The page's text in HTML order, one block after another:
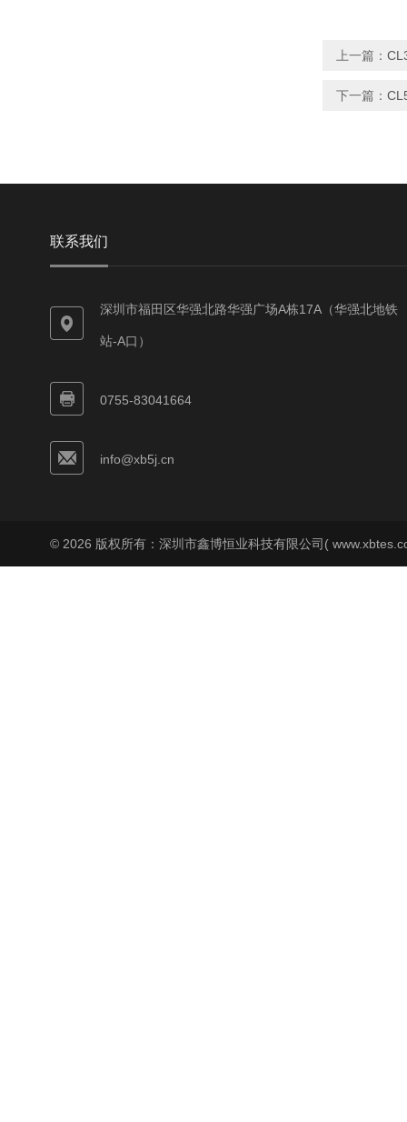
上一篇：
下一篇：
联系我们
深圳市福田区华强北路华强广场A栋17A（华强北地铁
站-A口）
0755-83041664
info@xb5j.cn
© 2026 版权所有：深圳市鑫博恒业科技有限公司(